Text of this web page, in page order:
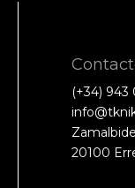
(+34)
20100